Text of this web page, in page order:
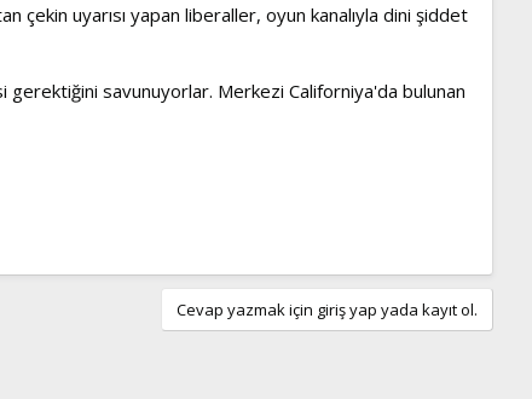
çekin uyarısı yapan liberaller, oyun kanalıyla dini şiddet
savunuyorlar. Merkezi Californiya'da bulunan
Cevap yazmak için giriş yap yada kayıt ol.